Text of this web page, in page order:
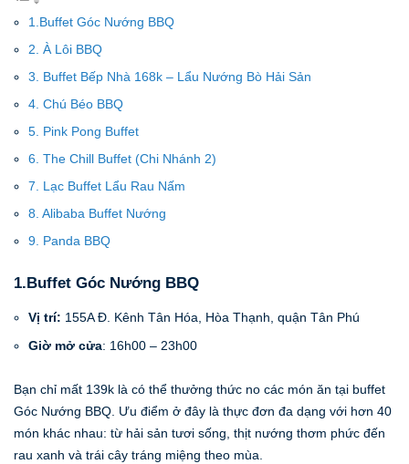
1.Buffet Góc Nướng BBQ
2. À Lôi BBQ
3. Buffet Bếp Nhà 168k – Lẩu Nướng Bò Hải Sản
4. Chú Béo BBQ
5. Pink Pong Buffet
6. The Chill Buffet (Chi Nhánh 2)
7. Lạc Buffet Lẩu Rau Nấm
8. Alibaba Buffet Nướng
9. Panda BBQ
1.Buffet Góc Nướng BBQ
Vị trí: 155A Đ. Kênh Tân Hóa, Hòa Thạnh, quận Tân Phú
Giờ mở cửa: 16h00 – 23h00
Bạn chỉ mất 139k là có thể thưởng thức no các món ăn tại buffet
Góc Nướng BBQ. Ưu điểm ở đây là thực đơn đa dạng với hơn 40
món khác nhau: từ hải sản tươi sống, thịt nướng thơm phức đến
rau xanh và trái cây tráng miệng theo mùa.